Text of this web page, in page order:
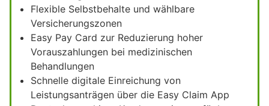
Flexible Selbstbehalte und wählbare
Versicherungszonen
Easy Pay Card zur Reduzierung hoher
Vorauszahlungen bei medizinischen
Behandlungen
Schnelle digitale Einreichung von
Leistungsanträgen über die Easy Claim App